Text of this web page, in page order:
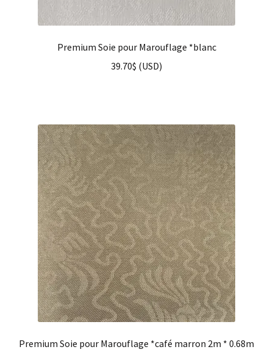
Premium Soie pour Marouflage *blanc
39.70$ (USD)
Premium Soie pour Marouflage *café marron 2m * 0.68m